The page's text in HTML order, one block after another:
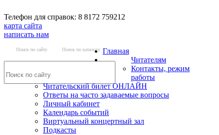
Телефон для справок: 8 8172 759212
карта сайта
написать нам
Поиск по сайту Поиск по каталогу Главная
Читателям
Контакты, режим
работы
Читательский билет ОНЛАЙН
Ответы на часто задаваемые вопросы
Личный кабинет
Календарь событий
Виртуальный концертный зал
Подкасты